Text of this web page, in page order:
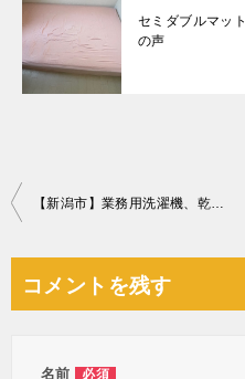
セミダブルマッ
の声
投
ビ
【新潟市】業務用洗濯機、乾燥機の回収・処分ご依頼 お客様の声
コメントを残す
名前 必須